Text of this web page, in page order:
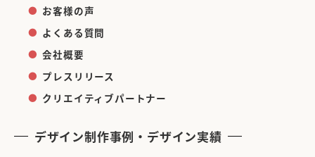
お客様の声
よくある質問
会社概要
プレスリリース
クリエイティブパートナー
デザイン制作事例・デザイン実績